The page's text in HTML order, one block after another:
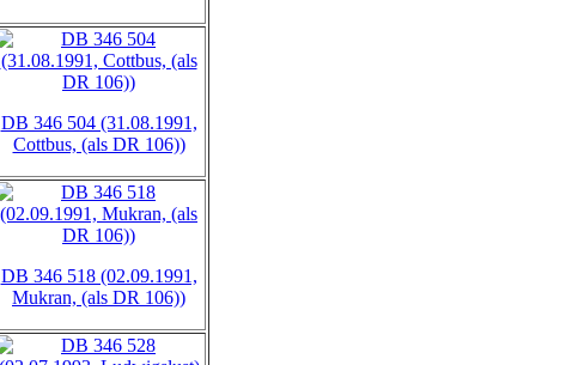
DB 346 504 (31.08.1991,
Cottbus, (als DR 106))
DB 346 518 (02.09.1991,
Mukran, (als DR 106))